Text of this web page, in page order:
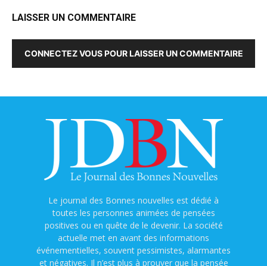
LAISSER UN COMMENTAIRE
CONNECTEZ VOUS POUR LAISSER UN COMMENTAIRE
Le journal des Bonnes nouvelles est dédié à
toutes les personnes animées de pensées
positives ou en quête de le devenir. La société
actuelle met en avant des informations
événementielles, souvent pessimistes, alarmantes
et négatives. Il n’est plus à prouver que la pensée